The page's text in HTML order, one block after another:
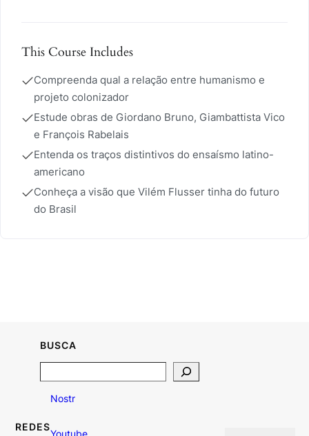
This Course Includes
Compreenda qual a relação entre humanismo e
projeto colonizador
Estude obras de Giordano Bruno, Giambattista Vico
e François Rabelais
Entenda os traços distintivos do ensaísmo latino-
americano
Conheça a visão que Vilém Flusser tinha do futuro
do Brasil
BUSCA
REDES
Nostr